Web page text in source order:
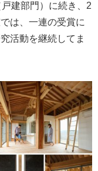
建部門）に続き、2
は、一連の受賞に
活動を継続してま